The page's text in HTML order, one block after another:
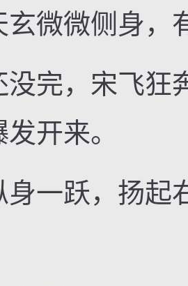
微侧身，
，宋飞狂
开来。
跃，扬起